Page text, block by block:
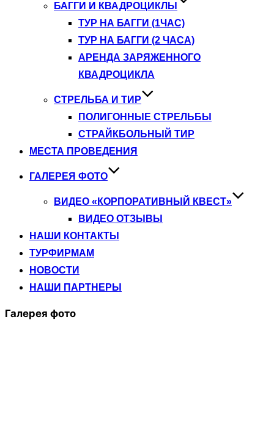
БАГГИ И КВАДРОЦИКЛЫ
ТУР НА БАГГИ (1ЧАС)
ТУР НА БАГГИ (2 ЧАСА)
АРЕНДА ЗАРЯЖЕННОГО
КВАДРОЦИКЛА
СТРЕЛЬБА И ТИР
ПОЛИГОННЫЕ СТРЕЛЬБЫ
СТРАЙКБОЛЬНЫЙ ТИР
МЕСТА ПРОВЕДЕНИЯ
ГАЛЕРЕЯ ФОТО
ВИДЕО «КОРПОРАТИВНЫЙ КВЕСТ»
ВИДЕО ОТЗЫВЫ
НАШИ КОНТАКТЫ
ТУРФИРМАМ
НОВОСТИ
НАШИ ПАРТНЕРЫ
Галерея фото